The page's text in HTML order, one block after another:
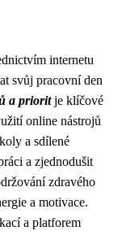
internetu
svůj pracovní den
a prioritje klíčové
online nástrojů
a sdílené
a zjednodušit
zdravého
a motivace.
a platforem